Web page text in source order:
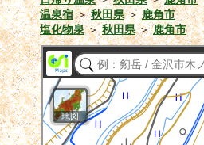
温泉宿＞秋田県＞鹿角市
塩化物泉＞秋田県＞鹿角市